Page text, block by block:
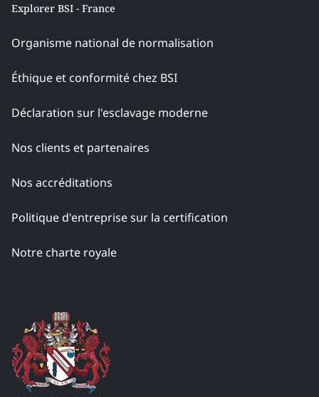
Explorer BSI - France
Organisme national de normalisation
Éthique et conformité chez BSI
Déclaration sur l'esclavage moderne
Nos clients et partenaires
Nos accréditations
Politique d'entreprise sur la certification
Notre charte royale